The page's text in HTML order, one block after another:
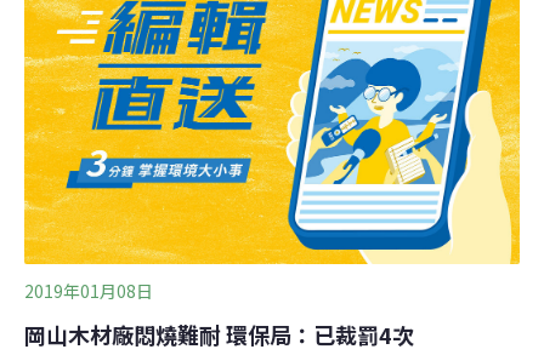
障消費者購買到品質穏定的合法木材製品；「TAP」是產
銷履歷林產品標章，除了確保來源係合法的國產材外，也
控管產銷流程，使國產材的買賣交易有保障，TAP較為嚴
格，廠商要符合TAP的難度較高；最新的一種則是「QR
code」，這是指林產品生產追溯條碼，國產材廠商可透過
自主管理輔導，申請QR code證明產品使用合法來源的國
產材，消費者可透過條
2019年01月08日
岡山木材廠悶燒難耐 環保局：已裁罰4次